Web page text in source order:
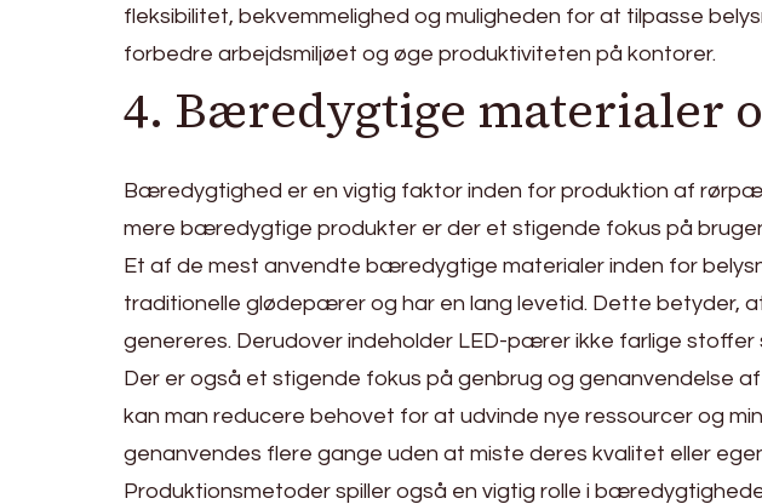
fleksibilitet, bekvemmelighed og muligheden for at tilpasse
forbedre arbejdsmiljøet og øge produktiviteten på kontorer.
4. Bæredygtige materialer
Bæredygtighed er en vigtig faktor inden for produktion af
mere bæredygtige produkter er der et stigende fokus på
Et af de mest anvendte bæredygtige materialer inden for
traditionelle glødepærer og har en lang levetid. Dette betyder,
genereres. Derudover indeholder LED-pærer ikke farlige stoffer
Der er også et stigende fokus på genbrug og genanvendelse
kan man reducere behovet for at udvinde nye ressourcer og
genanvendes flere gange uden at miste deres kvalitet eller
Produktionsmetoder spiller også en vigtig rolle i